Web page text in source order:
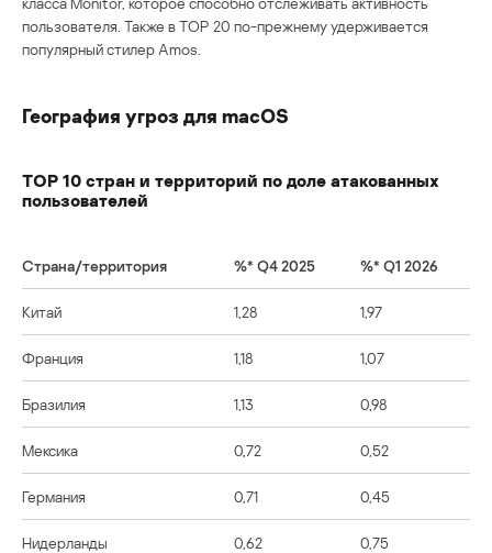
пользователя. Также в TOP 20 по-прежнему удерживается
популярный стилер Amos.
География угроз для macOS
TOP 10 стран и территорий по доле атакованных
пользователей
Страна/территория %* Q4 2025 %* Q1 2026
Китай 1,28 1,97
Франция 1,18 1,07
Бразилия 1,13 0,98
Мексика 0,72 0,52
Германия 0,71 0,45
Нидерланды 0,62 0,75